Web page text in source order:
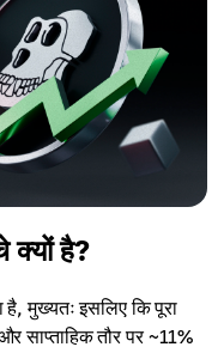
है?
मुख्यतः इसलिए कि पूरा
साप्ताहिक तौर पर ~11%